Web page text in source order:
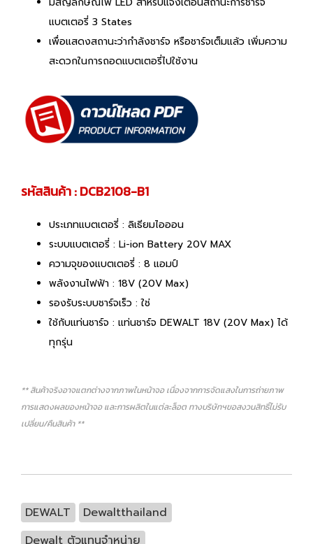
แบตเตอรี่ 3 States
เพื่อแสดงสถานะว่ากำลังชาร์จ หรือชาร์จเต็มแล้ว เพิ่มความ
สะดวกในการถอดแบตเตอรี่ไปใช้งาน
รหัสสินค้า : DCB2108-B1
ประเภทแบตเตอรี่ : ลิเธียมไอออน
ระบบแบตเตอรี่ : Li-ion Battery 20V MAX
ความจุของแบตเตอรี่ : 8 แอมป์
พลังงานไฟฟ้า : 18V (20V Max)
รองรับระบบชาร์จเร็ว : ใช่
ใช้กับแท่นชาร์จ : แท่นชาร์จ DEWALT 18V (20V Max) ได้
ทุกรุ่น
** สินค้าจริงอาจแตกต่างจากภาพในหน้าจอ เนื่องจากการจัดแสงในการถ่ายภาพ
การแสดงผลของหน้าจอ และการผลิตในแต่ละล็อต ทางบริษัทฯขอสงวนสิทธิ์ไม่รับ
เปลี่ยน/คืนสินค้า **
DEWALT
Dewaltthailand
Dewalt ตัวแทนจำหน่าย